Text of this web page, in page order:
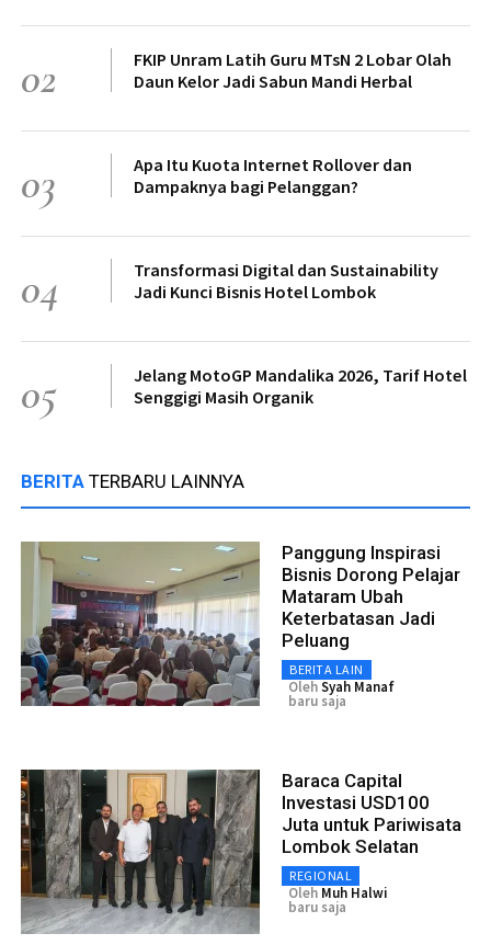
02
FKIP Unram Latih Guru MTsN 2 Lobar Olah
Daun Kelor Jadi Sabun Mandi Herbal
03
Apa Itu Kuota Internet Rollover dan
Dampaknya bagi Pelanggan?
04
Transformasi Digital dan Sustainability
Jadi Kunci Bisnis Hotel Lombok
05
Jelang MotoGP Mandalika 2026, Tarif Hotel
Senggigi Masih Organik
BERITA TERBARU LAINNYA
Panggung Inspirasi
Bisnis Dorong Pelajar
Mataram Ubah
Keterbatasan Jadi
Peluang
BERITA LAIN
OlehSyah Manaf
baru saja
Baraca Capital
Investasi USD100
Juta untuk Pariwisata
Lombok Selatan
REGIONAL
Oleh Muh Halwi
baru saja